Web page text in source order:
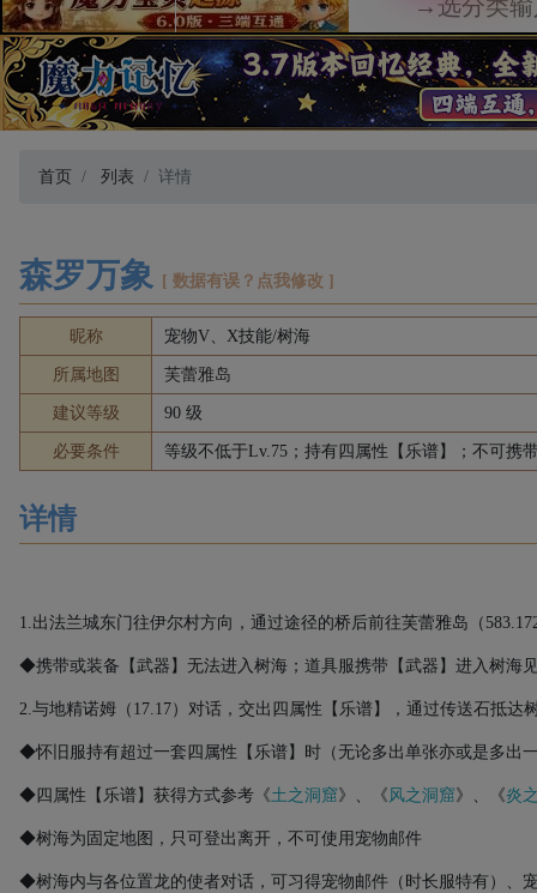
首页 列表 详情
森罗万象 [ 数据有误？点我修改 ]
昵称 宠物V、X技能/树海
所属地图 芙蕾雅岛
建议等级 90 级
必要条件 等级不低于Lv.75；持有四属性【乐谱】；不可携
详情
1.出法兰城东门往伊尔村方向，通过途径的桥后前往芙蕾雅岛（
◆携带或装备【武器】无法进入树海； 道具服携带【武器】进入树海
2.与地精诺姆（ 17.17）对话，交出四属性【乐谱】，通过传送石抵达
◆怀旧服持有超过一套四属性【乐谱】时（无论多出单张亦或是多出
◆四属性【乐谱】获得方式参考《土之洞窟》、《 风之洞窟》、《炎
◆树海为固定地图，只可登出离开，不可使用宠物邮件
◆树海内与各位置龙的使者对话，可习得宠物邮件（时长服特有）、